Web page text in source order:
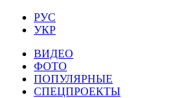
РУС
УКР
ВИДЕО
ФОТО
ПОПУЛЯРНЫЕ
СПЕЦПРОЕКТЫ